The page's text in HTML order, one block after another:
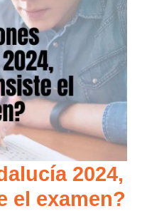
2024,
el examen?